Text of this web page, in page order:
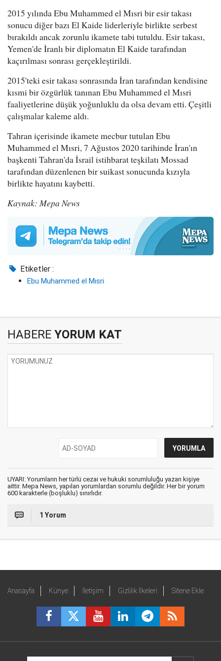
2015 yılında Ebu Muhammed el Mısri bir esir takası
sonucu diğer bazı El Kaide liderleriyle birlikte serbest
bırakıldı ancak zorunlu ikamete tabi tutuldu. Esir takası,
Yemen'de İranlı bir diplomatın El Kaide tarafından
kaçırılması sonrası gerçekleştirildi.
2015'teki esir takası sonrasında İran tarafından kendisine
kısmi bir özgürlük tanınan Ebu Muhammed el Mısri
faaliyetlerine düşük yoğunluklu da olsa devam etti. Çeşitli
çalışmalar kaleme aldı.
Tahran içerisinde ikamete mecbur tutulan Ebu
Muhammed el Mısri, 7 Ağustos 2020 tarihinde İran'ın
başkenti Tahran'da İsrail istihbarat teşkilatı Mossad
tarafından düzenlenen bir suikast sonucunda kızıyla
birlikte hayatını kaybetti.
Kaynak: Mepa News
Etiketler :
Ebu Muhammed el Mısri
HABERE YORUM KAT
UYARI: Yorumların her türlü cezai ve hukuki sorumluluğu yazan kişiye
aittir. Mepa News, yapılan yorumlardan sorumlu değildir. Her bir yorum
600 karakterle (boşluklu) sınırlıdır.
1 Yorum
Anasayfa Künye İletişim Gizlilik İlkeleri Sitene Ekle